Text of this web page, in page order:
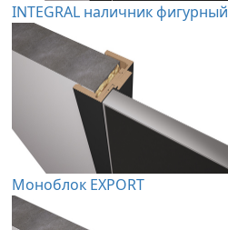
INTEGRAL наличник фигурный
Моноблок EXPORT